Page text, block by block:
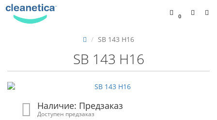
0
SB 143 Н16
SB 143 Н16
Наличие: Предзаказ
Доступен предзаказ